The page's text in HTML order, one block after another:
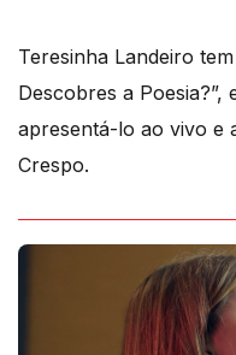
Teresinha Landeiro
Descobres a Poesia?”,
apresentá-lo ao vivo e
Crespo.